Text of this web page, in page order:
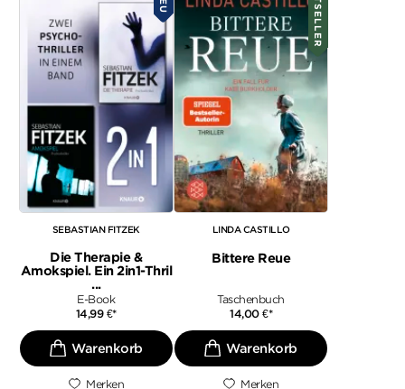
SEBASTIAN FITZEK
Die Therapie &
Amokspiel. Ein 2in1-Thril
...
E-Book
14,99 €*
Merken
LINDA CASTILLO
Bittere Reue
Taschenbuch
14,00€*
Merken